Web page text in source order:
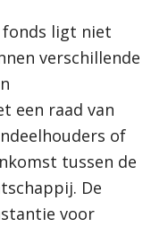
fonds ligt niet
verschillende
een raad van
of
tussen de
De
voor